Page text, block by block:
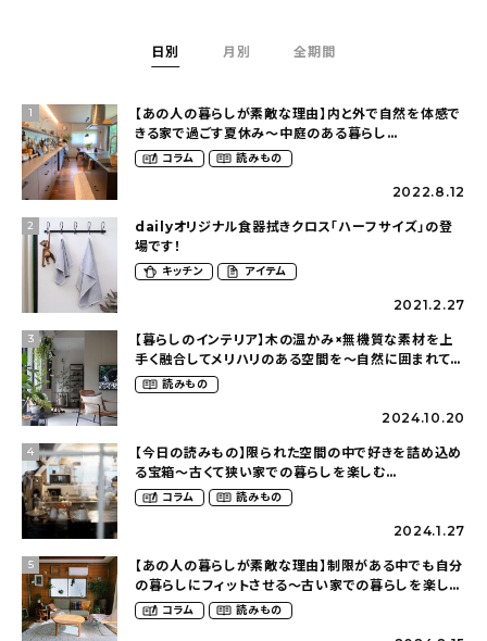
日別 月別 全期間
1
【あの人の暮らしが素敵な理由】内と外で自然を体感で
きる家で過ごす夏休み〜中庭のある暮らし
（yume_2700さん）
コラム 読みもの
2022.8.12
2
dailyオリジナル食器拭きクロス「ハーフサイズ」の登
場です！
キッチン アイテム
2021.2.27
3
【暮らしのインテリア】木の温かみ×無機質な素材を上
手く融合してメリハリのある空間を〜自然に囲まれて暮
らす（ki_no_ieさん）
読みもの
2024.10.20
4
【今日の読みもの】限られた空間の中で好きを詰め込め
る宝箱〜古くて狭い家での暮らしを楽しむ
（2nyan_and_lifestylesさん）
コラム 読みもの
2024.1.27
5
【あの人の暮らしが素敵な理由】制限がある中でも自分
の暮らしにフィットさせる〜古い家での暮らしを楽しむ
（idasanchiさん）
コラム 読みもの